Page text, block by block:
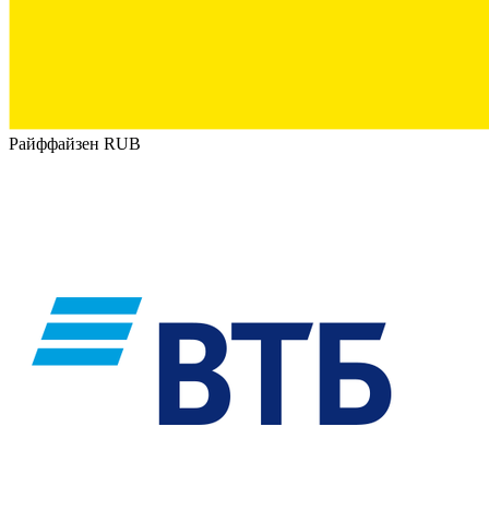
Райффайзен RUB